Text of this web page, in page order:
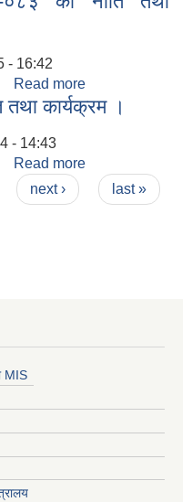
- 16:42
Read more
आ.ब. २०८२-०८३
कार्यक्रम ।
- 14:43
Read more
२०८१-०८२ को
नीति तथा कार्यक्रम
next › last »
MIS